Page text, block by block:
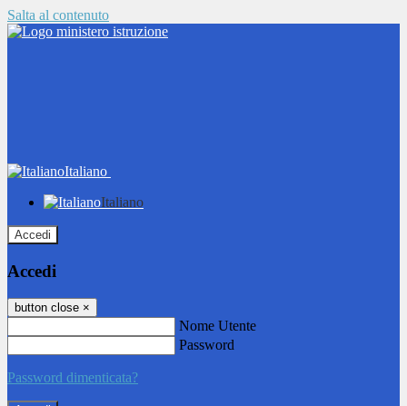
Salta al contenuto
Italiano
Italiano
Accedi
Accedi
button close ×
Nome Utente
Password
Password dimenticata?